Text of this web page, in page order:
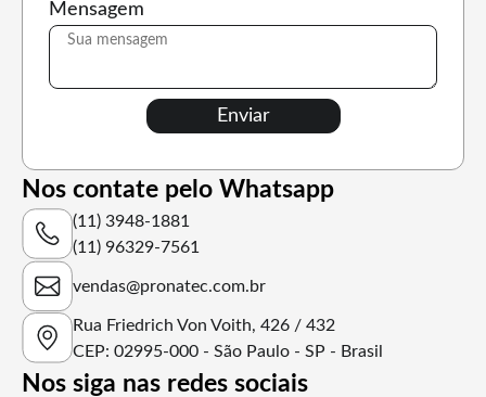
Mensagem
Nos contate pelo Whatsapp
(11) 3948-1881
(11) 96329-7561
vendas@pronatec.com.br
Rua Friedrich Von Voith, 426 / 432
CEP: 02995-000 - São Paulo - SP - Brasil
Nos siga nas redes sociais